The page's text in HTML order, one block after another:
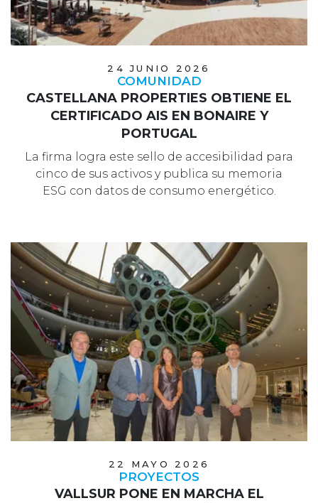
24 JUNIO 2026
COMUNIDAD
CASTELLANA PROPERTIES OBTIENE EL
CERTIFICADO AIS EN BONAIRE Y
PORTUGAL
La firma logra este sello de accesibilidad para
cinco de sus activos y publica su memoria
ESG con datos de consumo energético.
22 MAYO 2026
PROYECTOS
VALLSUR PONE EN MARCHA EL